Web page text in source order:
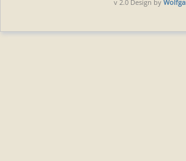
v 2.0 Design by